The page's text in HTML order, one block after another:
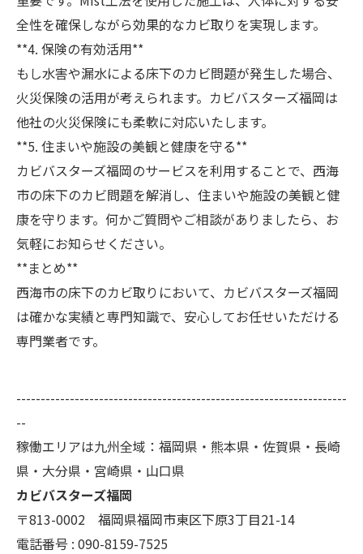
全性を確保しながら効果的なカビ取りを実現します。
**4. 保険の有効活用**
もし水害や漏水による床下のカビ問題が発生した場合、
火災保険の活用が考えられます。カビバスターズ福岡は
他社の火災保険にも柔軟に対応いたします。
**5. 住まいや施設の美観と健康を守る**
カビバスターズ福岡のサービスを利用することで、西海
市の床下のカビ問題を解消し、住まいや施設の美観と健
康を守ります。何かご質問やご相談がありましたら、お
気軽にお知らせください。
**まとめ**
西海市の床下のカビ取りにおいて、カビバスターズ福岡
は確かな実績と専門知識で、安心してお任せいただける
専門業者です。
--------------------------------------------------------------------
--
稼働エリアは九州全域：福岡県・熊本県・佐賀県・長崎
県・大分県・宮崎県・山口県
カビバスターズ福岡
〒813-0002 福岡県福岡市東区下原3丁目21-14
電話番号 : 090-8159-7525